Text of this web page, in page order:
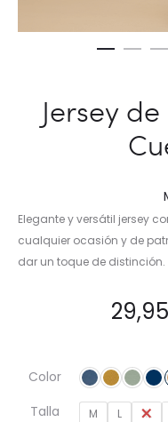
Jersey
Elegante y versátil jersey
cualquier ocasión y de
dar un toque de distinción.
29,95
Color
Talla
M L XL